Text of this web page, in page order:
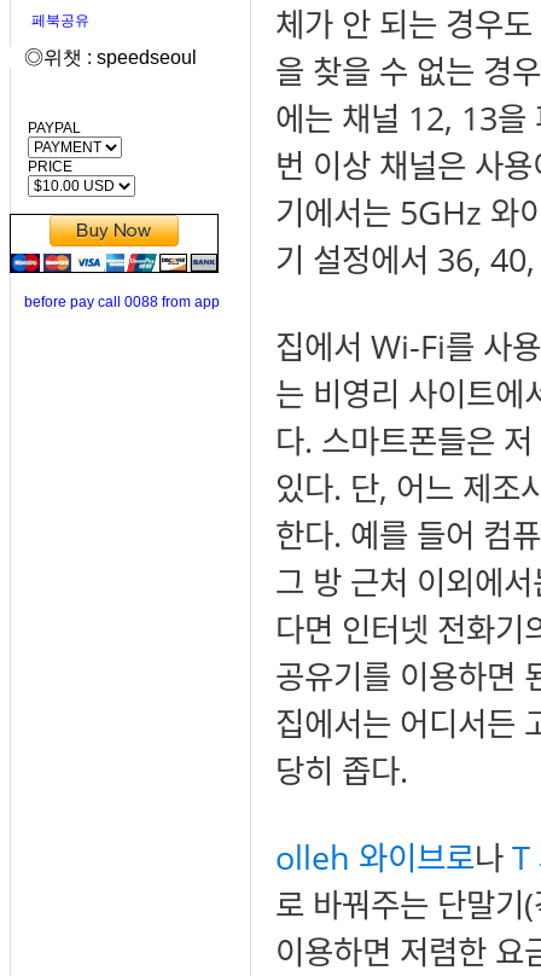
페북공유
◎위챗 : speedseoul
PAYPAL
PRICE
before pay call 0088 from app
체가 안 되는 경우
을 찾을 수 없는 경
에는 채널 12, 13을
번 이상 채널은 사
기에서는 5GHz 와
기 설정에서 36,
집에서 Wi-Fi를 사
는 비영리 사이트에
다. 스마트폰들은
있다. 단, 어느 제조
한다. 예를 들어 컴
그 방 근처 이외에
다면 인터넷 전화기
공유기를 이용하면
집에서는 어디서든
당히 좁다.
olleh 와이브로나T
로 바꿔주는 단말기
이용하면 저렴한 요